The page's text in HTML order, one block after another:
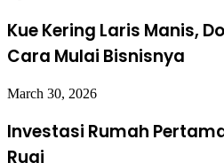
Kue Kering Laris Manis,
Cara Mulai Bisnisnya
March 30, 2026
Investasi Rumah
Rugi